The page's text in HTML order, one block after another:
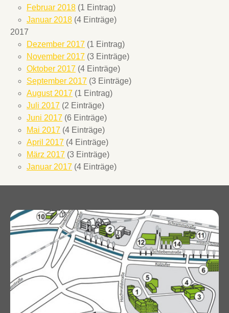
Februar 2018 (1 Eintrag)
Januar 2018 (4 Einträge)
2017
Dezember 2017 (1 Eintrag)
November 2017 (3 Einträge)
Oktober 2017 (4 Einträge)
September 2017 (3 Einträge)
August 2017 (1 Eintrag)
Juli 2017 (2 Einträge)
Juni 2017 (6 Einträge)
Mai 2017 (4 Einträge)
April 2017 (4 Einträge)
März 2017 (3 Einträge)
Januar 2017 (4 Einträge)